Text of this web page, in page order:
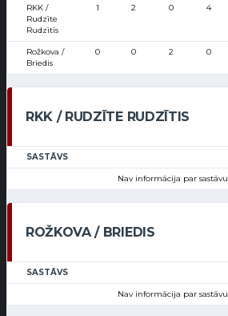
RKK /
Rudzīte
Rudzītis
1 2 0 4
Rožkova /
Briedis
0 0 2 0
RKK / RUDZĪTE RUDZĪTIS
SASTĀVS
Nav informācija par sastāvu
ROŽKOVA / BRIEDIS
SASTĀVS
Nav informācija par sastāvu